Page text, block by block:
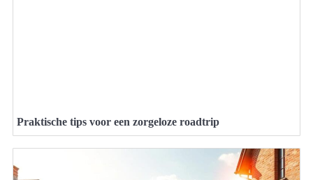
Praktische tips voor een zorgeloze roadtrip